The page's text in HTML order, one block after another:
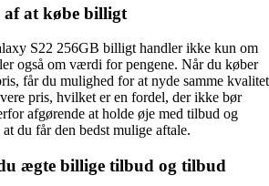
af at købe billigt
S22 256GB billigt handler ikke kun om
også om værdi for pengene. Når du køber
får du mulighed for at nyde samme kvalitet
pris, hvilket er en fordel, der ikke bør
afgørende at holde øje med tilbud og
du får den bedst mulige aftale.
ægte billige tilbud og tilbud